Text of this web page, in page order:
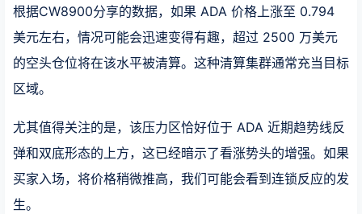
根据CW8900分享的数据，如果 ADA 价格上涨至 0.794
美元左右，情况可能会迅速变得有趣，超过 2500 万美元
的空头仓位将在该水平被清算。这种清算集群通常充当目标
区域。
尤其值得关注的是，该压力区恰好位于 ADA 近期趋势线反
弹和双底形态的上方，这已经暗示了看涨势头的增强。如果
买家入场，将价格稍微推高，我们可能会看到连锁反应的发
生。